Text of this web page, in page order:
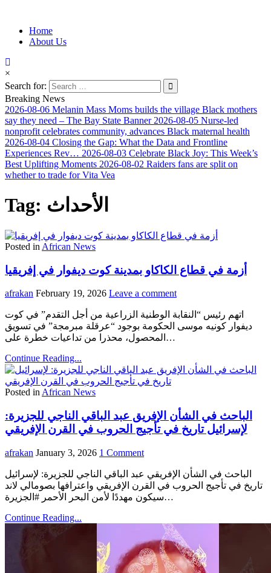
Afro-Conscious Media
Information for Afrakan People Worldwide
Home
About Us
×
Search for:
Breaking News
2026-08-06 Melanin Mass Moms builds the village Black mothers
say they need – The Bay State Banner 2026-08-05 Nurse-led
nonprofit celebrates community, advances Black maternal health
2026-08-04 Closing the Gap: What the Data and Frontline
Experiences Rev… 2026-08-03 Celebrate Black Joy: This Week’s
Best Uplifting Moments 2026-08-02 Raiders fans are split on
whether to trade for Vita Vea
Tag: الأحداث
Posted in African News
أزمة في قطاع الكاكاو بمدينة كوت ديفوار في إفريقيا
afrakan February 19, 2026 Leave a comment
اتهم رئيس “النقابة الوطنية الزراعية من أجل التقدم” في كوت
ديفوار كونيه موسى الحكومة بوجود “عرقلة مبرمجة” في تسويق
المحصول، محذرا من تداعيات خطرة على…
Continue Reading...
Posted in African News
الباحث في الشأن الإفريق عبد الباقي الناجي للجزيرة:
لإسرائيل تاريخ في تأجيج الحروب في القرن الإفريقي
afrakan January 3, 2026 1 Comment
الباحث في الشأن الإفريقي عبد الباقي الناجي للجزيرة: لإسرائيل
تاريخ في تأجيج الحروب في القرن الإفريقي واعترافها بصومالي لاند
سيكون مهددًا لأمن البحر الأحمر #الجزيرة…
Continue Reading...